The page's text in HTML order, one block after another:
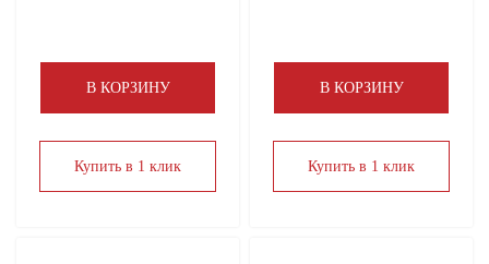
В КОРЗИНУ
Купить в 1 клик
В КОРЗИНУ
Купить в 1 клик